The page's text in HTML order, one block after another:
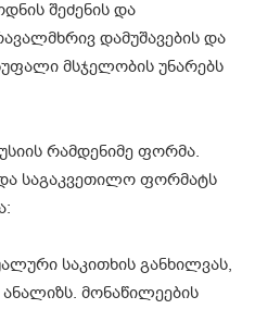
შეძენის და
დამუშავების და
მსჯელობის უნარებს
რამდენიმე ფორმა.
საგაკვეთილო ფორმატს
საკითხის განხილვას,
მონაწილეების